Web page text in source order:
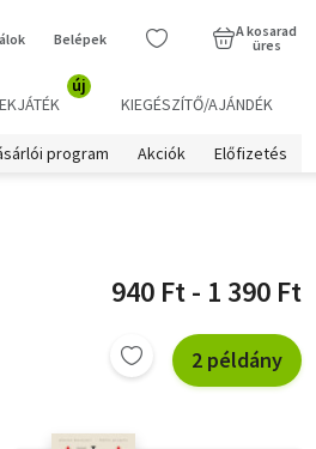
Belépek
A kosarad
üres
új
KIEGÉSZÍTŐ/AJÁNDÉK
program Akciók Előfizetés
940 Ft - 1 390 Ft
2 példány